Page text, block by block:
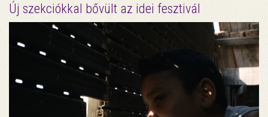
Új szekciókkal bővült az idei fesztivál